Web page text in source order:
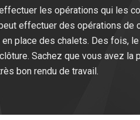
les opérations qui les
effectuer des opérations de
place des chalets. Des fois,
Sachez que vous avez
bon rendu de travail.